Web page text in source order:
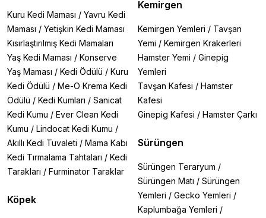
Kuru Kedi Maması / Yavru Kedi
Maması / Yetişkin Kedi Maması
Kısırlaştırılmış Kedi Mamaları
Yaş Kedi Maması / Konserve
Yaş Maması / Kedi Ödülü / Kuru
Kedi Ödülü / Me-O Krema Kedi
Ödülü / Kedi Kumları / Sanicat
Kedi Kumu / Ever Clean Kedi
Kumu / Lindocat Kedi Kumu /
Akıllı Kedi Tuvaleti / Mama Kabı
Kedi Tırmalama Tahtaları / Kedi
Tarakları / Furminator Taraklar
Köpek
Kemirgen
Kemirgen Yemleri / Tavşan
Yemi / Kemirgen Krakerleri
Hamster Yemi / Ginepig
Yemleri
Tavşan Kafesi / Hamster
Kafesi
Ginepig Kafesi / Hamster Çarkı
Sürüngen
Sürüngen Teraryum /
Sürüngen Matı / Sürüngen
Yemleri / Gecko Yemleri /
Kaplumbağa Yemleri /